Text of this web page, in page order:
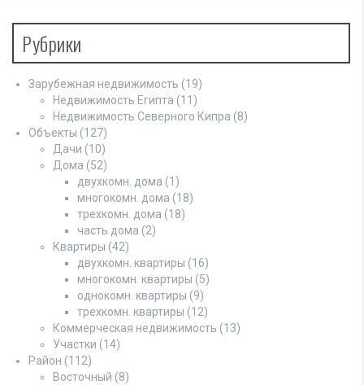
Рубрики
Зарубежная недвижимость (19)
Недвижимость Египта (11)
Недвижимость Северного Кипра (8)
Объекты (127)
Дачи (10)
Дома (52)
двухкомн. дома (1)
многокомн. дома (18)
трехкомн. дома (18)
часть дома (2)
Квартиры (42)
двухкомн. квартиры (16)
многокомн. квартиры (5)
однокомн. квартиры (9)
трехкомн. квартиры (12)
Коммерческая недвижимость (13)
Участки (14)
Район (112)
Восточный (8)